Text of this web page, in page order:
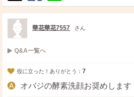
ポ
ス
ト
シ
ェ
送
る
華花華花7557 さん
Q&A一覧へ
役に立った！ありがとう： 7
オバジの酵素洗顔お奨めします